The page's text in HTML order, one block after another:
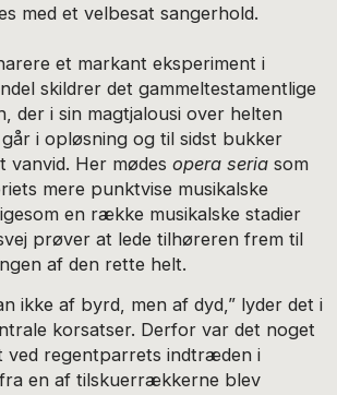
med et velbesat sangerhold.
et markant eksperiment i
skildrer det gammeltestamentlige
der i sin magtjalousi over helten
i opløsning og til sidst bukker
vanvid. Her mødesopera seria som
mere punktvise musikalske
en række musikalske stadier
prøver at lede tilhøreren frem til
af den rette helt.
ikke af byrd, men af dyd,” lyder det i
korsatser. Derfor var det noget
ved regentparrets indtræden i
en af tilskuerrækkerne blev